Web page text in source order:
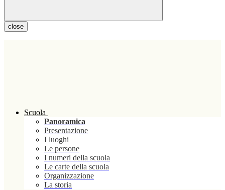
close
Scuola
Panoramica
Presentazione
I luoghi
Le persone
I numeri della scuola
Le carte della scuola
Organizzazione
La storia